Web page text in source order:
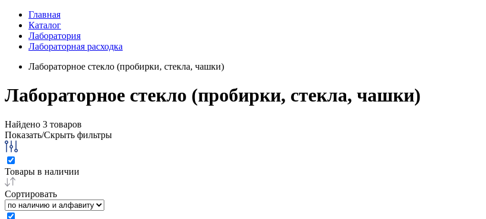
Главная
Каталог
Лаборатория
Лабораторная расходка
Лабораторное стекло (пробирки, стекла, чашки)
Лабораторное стекло (пробирки, стекла, чашки)
Найдено 3 товаров
Показать/Скрыть фильтры
Товары в наличии
Сортировать